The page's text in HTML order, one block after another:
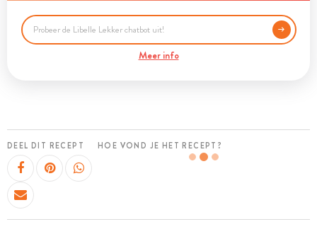
Meer info
DEEL DIT RECEPT HOE VOND JE HET RECEPT?